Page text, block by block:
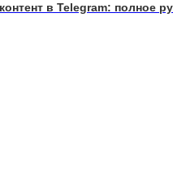
в Telegram: полное